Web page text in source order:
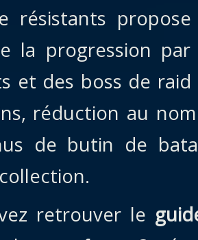
résistants
la progression
et des boss de
réduction au
de butin de
retrouver le